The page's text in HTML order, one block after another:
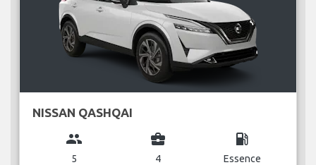
NISSAN QASHQAI
group
5
business_center
4
local_gas_station
Essence